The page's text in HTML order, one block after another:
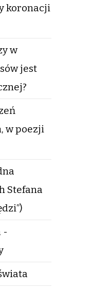
koronacji
w
jest
w poezji
Stefana
-